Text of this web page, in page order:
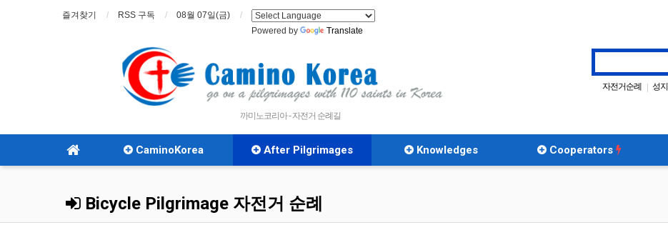
즐겨찾기 RSS 구독
08월 07일(금)
Powered by
Translate
까미노코리아 - 자전거 순례길
자전거순례 | 성
CaminoKorea After Pilgrimages Knowledges Cooperators
Bicycle Pilgrimage 자전거 순례